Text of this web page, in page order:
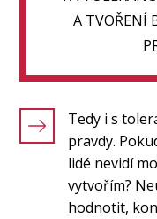
A TVOŘENÍ
Tedy i s
pravdy.
lidé nevidí
vytvořím?
hodnotit,